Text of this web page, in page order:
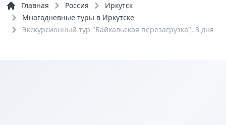
Главная Россия
Иркутск
Многодневные туры в Иркутске
Экскурсионный тур "Байкальская перезагрузка", 3 дня